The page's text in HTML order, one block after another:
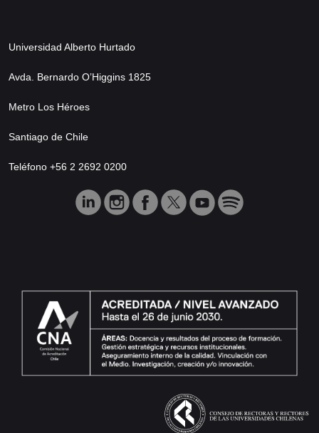
Universidad Alberto Hurtado
Avda. Bernardo O’Higgins 1825
Metro Los Héroes
Santiago de Chile
Teléfono +56 2 2692 0200